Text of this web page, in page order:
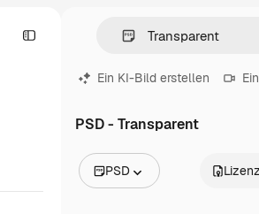
Ein KI-Bild erstellen
PSD - Transparent
PSD Lizenz